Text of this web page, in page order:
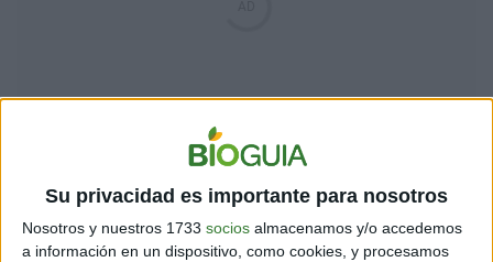
Su privacidad es importante para nosotros
Nosotros y nuestros 1733 socios almacenamos y/o accedemos
a información en un dispositivo, como cookies, y procesamos